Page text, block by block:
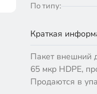
По типу:
Краткая
Пакет внешний
65 мкр HDPE,
Продаются в